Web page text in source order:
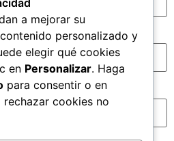
a mejorar su
personalizado y
elegir qué cookies
en Personalizar. Haga
para consentir o en
rechazar cookies no